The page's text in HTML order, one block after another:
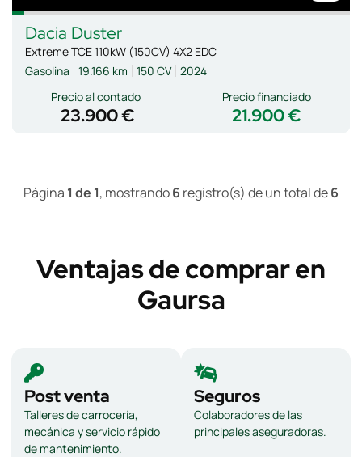
Dacia Duster
Extreme TCE 110kW (150CV) 4X2 EDC
Gasolina
19.166 km 150 CV 2024
Precio al contado
23.900 € 21.900 €
Precio financiado
Página 1 de 1, mostrando6 registro(s) de un total de6
Ventajas de comprar en
Gaursa
Post venta
Talleres de carrocería,
mecánica y servicio rápido
de mantenimiento.
Seguros
Colaboradores de las
principales aseguradoras.